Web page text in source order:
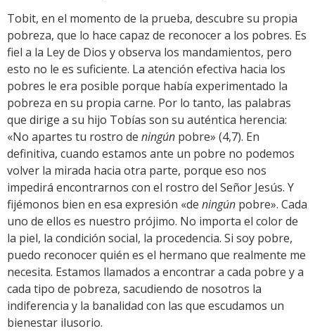
Tobit, en el momento de la prueba, descubre su propia
pobreza, que lo hace capaz de reconocer a los pobres. Es
fiel a la Ley de Dios y observa los mandamientos, pero
esto no le es suficiente. La atención efectiva hacia los
pobres le era posible porque había experimentado la
pobreza en su propia carne. Por lo tanto, las palabras
que dirige a su hijo Tobías son su auténtica herencia:
«No apartes tu rostro de ningún pobre» (4,7). En
definitiva, cuando estamos ante un pobre no podemos
volver la mirada hacia otra parte, porque eso nos
impedirá encontrarnos con el rostro del Señor Jesús. Y
fijémonos bien en esa expresión «de ningún pobre». Cada
uno de ellos es nuestro prójimo. No importa el color de
la piel, la condición social, la procedencia. Si soy pobre,
puedo reconocer quién es el hermano que realmente me
necesita. Estamos llamados a encontrar a cada pobre y a
cada tipo de pobreza, sacudiendo de nosotros la
indiferencia y la banalidad con las que escudamos un
bienestar ilusorio.